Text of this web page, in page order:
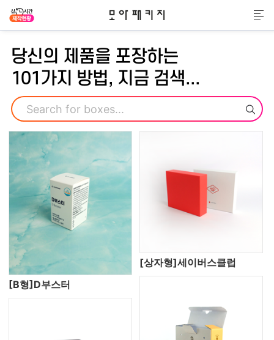
모아패키지
메
당신의 제품을 포장하는
101가지 방법, 지금 검색...
검색
[B형]D부스터
[상자형]세이버스클럽